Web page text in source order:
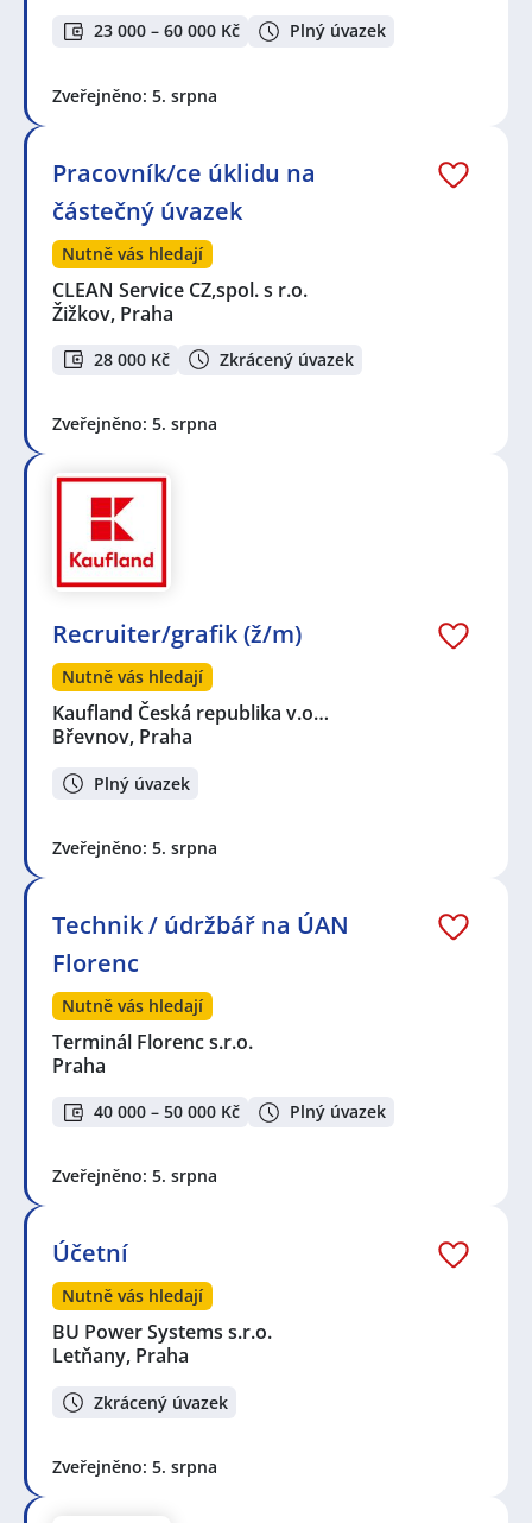
23 000 – 60 000 Kč Plný úvazek
Zveřejněno: 5. srpna
Pracovník/ce úklidu na
částečný úvazek
Nutně vás hledají
CLEAN Service CZ,spol. s r.o.
Žižkov, Praha
28 000 Kč Zkrácený úvazek
Zveřejněno: 5. srpna
Recruiter/grafik (ž/m)
Nutně vás hledají
Kaufland Česká republika v.o…
Břevnov, Praha
Plný úvazek
Zveřejněno: 5. srpna
Technik / údržbář na ÚAN
Florenc
Nutně vás hledají
Terminál Florenc s.r.o.
Praha
40 000 – 50 000 Kč Plný úvazek
Zveřejněno: 5. srpna
Účetní
Nutně vás hledají
BU Power Systems s.r.o.
Letňany, Praha
Zkrácený úvazek
Zveřejněno: 5. srpna